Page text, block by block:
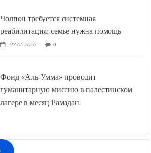
Чолпон требуется системная
реабилитация: семье нужна помощь
Фонд «Аль-Умма» проводит
гуманитарную миссию в палестинском